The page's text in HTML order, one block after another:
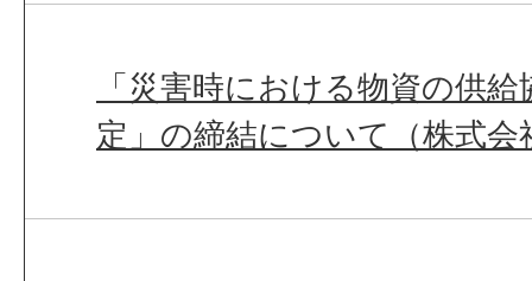
「災害時における物資の供
定」の締結について（株式